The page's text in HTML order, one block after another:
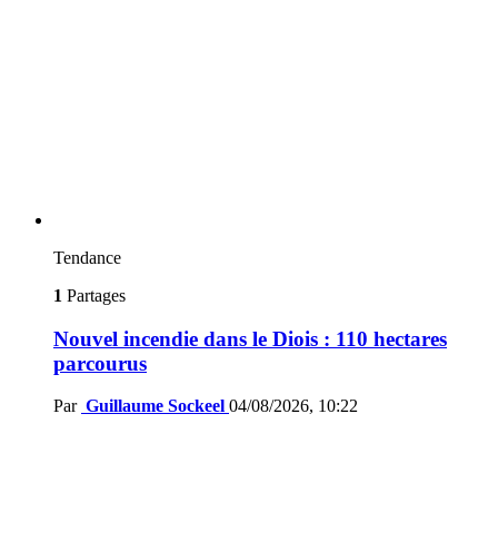
Tendance
1 Partages
Nouvel incendie dans le Diois : 110 hectares
parcourus
Par Guillaume Sockeel 04/08/2026, 10:22